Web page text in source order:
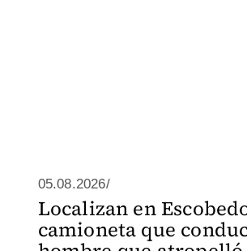
05.08.2026/
Localizan en
camioneta que